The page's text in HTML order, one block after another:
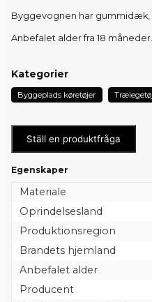
Byggevognen har gummidæk,
Anbefalet alder fra 18 måneder.
Kategorier
Byggeplads køretøjer Trælegetøj
Ställ en produktfråga
Egenskaper
Materiale
Oprindelsesland
Produktionsregion
Brandets hjemland
Anbefalet alder
Producent